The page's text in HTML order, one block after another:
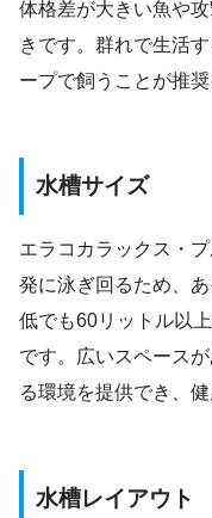
体格差が大きい魚や
きです。群れで生活
ープで飼うことが推奨
水槽サイズ
エラコカラックス・
発に泳ぎ回るため、
低でも60リットル以
です。広いスペース
る環境を提供でき、
水槽レイアウト